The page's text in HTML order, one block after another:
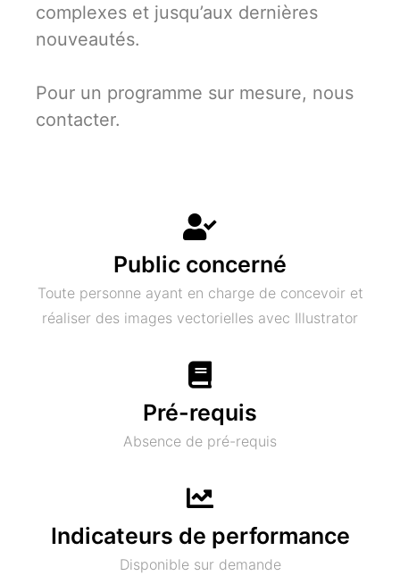
complexes et jusqu’aux dernières
nouveautés.
Pour un programme sur mesure, nous
contacter.
Public concerné
Toute personne ayant en charge de concevoir et
réaliser des images vectorielles avec Illustrator
Pré-requis
Absence de pré-requis
Indicateurs de performance
Disponible sur demande